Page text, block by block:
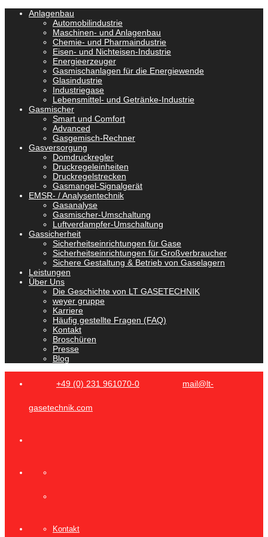
Anlagenbau
Automobilindustrie
Maschinen- und Anlagenbau
Chemie- und Pharmaindustrie
Eisen- und Nichteisen-Industrie
Energieerzeuger
Gasmischanlagen für die Energiewende
Glasindustrie
Industriegase
Lebensmittel- und Getränke-Industrie
Gasmischer
Smart und Comfort
Advanced
Gasgemisch-Rechner
Gasversorgung
Domdruckregler
Druckregeleinheiten
Druckregelstrecken
Gasmangel-Signalgerät
EMSR- / Analysentechnik
Gasanalyse
Gasmischer-Umschaltung
Luftverdampfer-Umschaltung
Gassicherheit
Sicherheitseinrichtungen für Gase
Sicherheitseinrichtungen für Großverbraucher
Sichere Gestaltung & Betrieb von Gaselagern
Leistungen
Über Uns
Die Geschichte von LT GASETECHNIK
weyer gruppe
Karriere
Häufig gestellte Fragen (FAQ)
Kontakt
Broschüren
Presse
Blog
+49 (0) 231 961070-0 mail@lt-
gasetechnik.com
Kontakt